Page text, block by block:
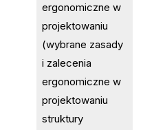
ergonomiczne w
projektowaniu
(wybrane zasady
i zalecenia
ergonomiczne w
projektowaniu
struktury